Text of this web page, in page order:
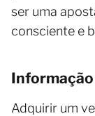
ser uma
consciente e
Adquirir um